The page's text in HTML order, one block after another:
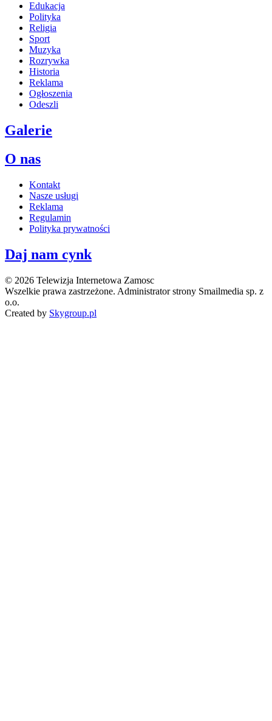
Edukacja
Polityka
Religia
Sport
Muzyka
Rozrywka
Historia
Reklama
Ogłoszenia
Odeszli
Galerie
O nas
Kontakt
Nasze usługi
Reklama
Regulamin
Polityka prywatności
Daj nam cynk
© 2026 Telewizja Internetowa Zamosc
Wszelkie prawa zastrzeżone. Administrator strony Smailmedia sp. z
o.o.
Created by Skygroup.pl